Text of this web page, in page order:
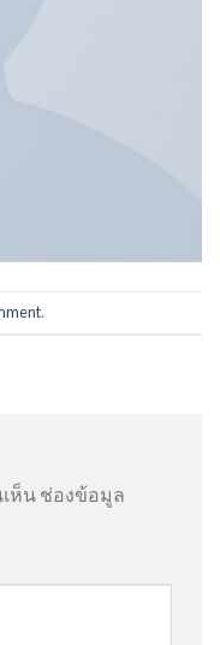
.
ห็น ช่องข้อมูล